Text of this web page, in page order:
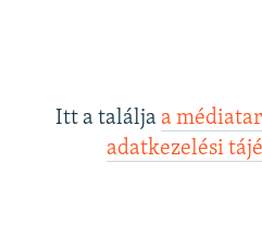
Itt a találja a
adatkezelési